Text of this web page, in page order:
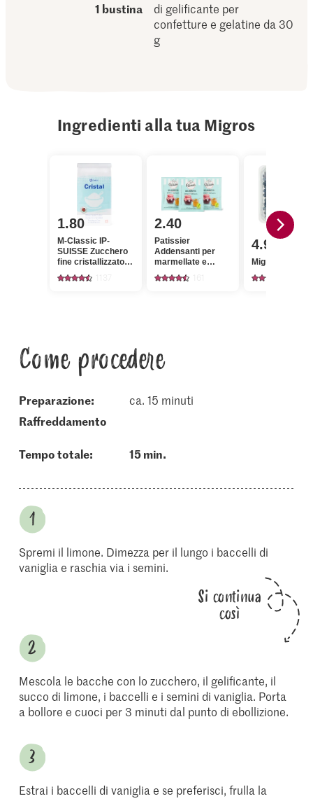
1 bustina
di gelificante per
confetture e gelatine da 30
g
Ingredienti alla tua Migros
1.80
M-Classic IP-
SUISSE Zucchero
fine cristallizzato
Cristal
2.40
Patissier
Addensanti per
marmellate e
gelatine
4.95
Migros Mirtilli
Come procedere
Preparazione:
ca. 15 minuti
raffreddamento
Tempo totale: 15 min.
Spremi il limone. Dimezza per il lungo i baccelli di
vaniglia e raschia via i semini.
Si continua
così
Mescola le bacche con lo zucchero, il gelificante, il
succo di limone, i baccelli e i semini di vaniglia. Porta
a bollore e cuoci per 3 minuti dal punto di ebollizione.
Estrai i baccelli di vaniglia e se preferisci, frulla la